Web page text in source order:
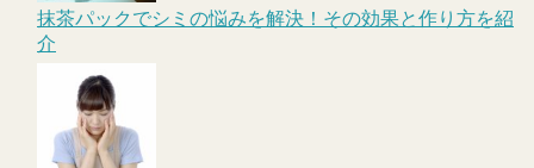
抹茶パックでシミの悩みを解決！その効果と作り方を紹
介